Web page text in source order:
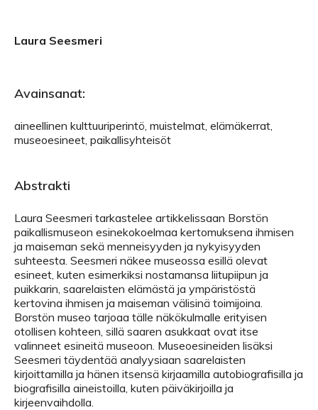
Laura Seesmeri
Avainsanat:
aineellinen kulttuuriperintö, muistelmat, elämäkerrat,
museoesineet, paikallisyhteisöt
Abstrakti
Laura Seesmeri tarkastelee artikkelissaan Borstön
paikallismuseon esinekokoelmaa kertomuksena ihmisen
ja maiseman sekä menneisyyden ja nykyisyyden
suhteesta. Seesmeri näkee museossa esillä olevat
esineet, kuten esimerkiksi nostamansa liitupiipun ja
puikkarin, saarelaisten elämästä ja ympäristöstä
kertovina ihmisen ja maiseman välisinä toimijoina.
Borstön museo tarjoaa tälle näkökulmalle erityisen
otollisen kohteen, sillä saaren asukkaat ovat itse
valinneet esineitä museoon. Museoesineiden lisäksi
Seesmeri täydentää analyysiaan saarelaisten
kirjoittamilla ja hänen itsensä kirjaamilla autobiografisilla ja
biografisilla aineistoilla, kuten päiväkirjoilla ja
kirjeenvaihdolla.